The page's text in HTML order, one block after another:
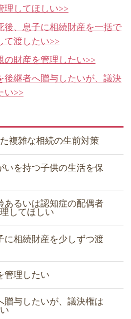
理してほしい>>
、息子に相続財産を一括で
て渡したい>>
財産を管理したい>>
継者へ贈与したいが、議決
い>>
複雑な相続の生前対策
いを持つ子供の生活を保
あるいは認知症の配偶者
してほしい
に相続財産を少しずつ渡
管理したい
贈与したいが、議決権は